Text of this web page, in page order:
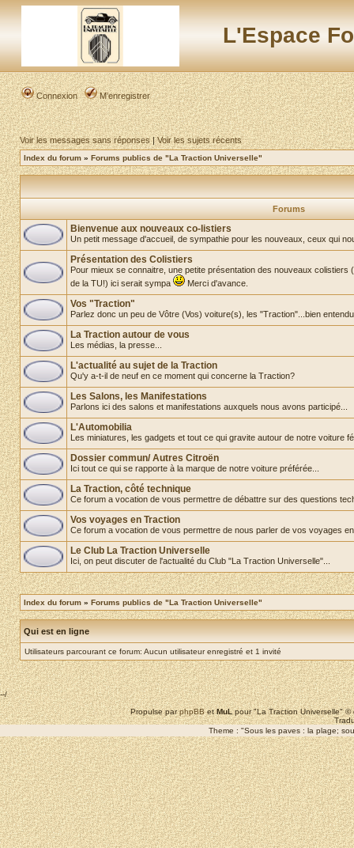
L'Espace
Connexion M’enregistrer
Voir les messages sans réponses|Voir les sujets récents
Index du forum » Forums publics de "La Traction Universelle"
Forums
Bienvenue aux nouveaux co-listiers
Un petit message d'accueil, de sympathie pour les nouveaux, ceux qui
Présentation des Colistiers
Pour mieux se connaitre, une petite présentation des nouveaux
de la TU!) ici serait sympa
Merci d'avance.
Vos "Traction"
Parlez donc un peu de Vôtre (Vos) voiture(s), les "Traction"...bien entendu
La Traction autour de vous
Les médias, la presse...
L'actualité au sujet de la Traction
Qu'y a-t-il de neuf en ce moment qui concerne la Traction?
Les Salons, les Manifestations
Parlons ici des salons et manifestations auxquels nous avons participé...
L'Automobilia
Les miniatures, les gadgets et tout ce qui gravite autour de notre voiture
Dossier commun/ Autres Citroën
Ici tout ce qui se rapporte à la marque de notre voiture préférée...
La Traction, côté technique
Ce forum a vocation de vous permettre de débattre sur des questions
Vos voyages en Traction
Ce forum a vocation de vous permettre de nous parler de vos voyages
Le Club La Traction Universelle
Ici, on peut discuter de l'actualité du Club "La Traction Universelle"...
Index du forum » Forums publics de "La Traction Universelle"
Qui est en ligne
Utilisateurs parcourant ce forum: Aucun utilisateur enregistré et 1 invité
--/
Propulse parphpBBetMuLpour "La Traction Universelle"
Theme : "Sous les paves : la plage;